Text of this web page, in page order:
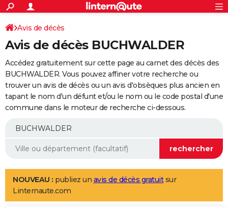
ACTUALITÉS
Politique
Société
Faits Divers
Education
Monde
Villes
+
SPORT
Coupe du monde 2026
Football
Tennis
Cyclisme
Rugby
Forum
Programme TV
TNT
Streaming
Cinéma
Sorties cinéma
Musique
+
FINANCE
Retraite
Epargne
Immobilier
Risques naturels par ville
Assurance
AUTO
Essais
Réserver un essai
Citadines
Berlines
SUV
Forum auto
+
Mobiles
Meilleur smartphone
Internet
Ordinateurs
Jeux vidéo
Guide high-tech
Aménagement intérieur
LIFESTYLE
Art de vivre
Bien-être
Loisirs
Mode
Modes de vie
Avis de décès
Avis de décès BUCHWALDER
Accédez gratuitement sur cette page au carnet des décès des
BUCHWALDER. Vous pouvez affiner votre recherche ou
trouver un avis de décès ou un avis d'obsèques plus ancien en
tapant le nom d'un défunt et/ou le nom ou le code postal d'une
commune dans le moteur de recherche ci-dessous.
NOUVEAU : publiez un avis de décès gratuitsur
Linternaute.com